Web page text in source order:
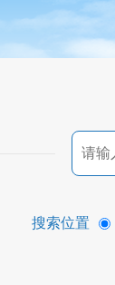
搜索位置